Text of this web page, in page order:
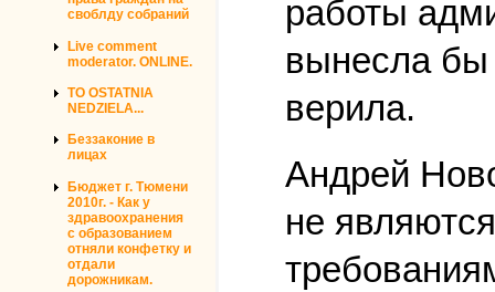
своблду собраний
Live comment
moderator. ONLINE.
TO OSTATNIA
NEDZIELA...
Беззаконие в
лицах
Бюджет г. Тюмени
2010г. - Как у
здравоохранения
с образованием
отняли конфетку и
отдали
дорожникам.
работы
вынесла бы
верила.
Андрей
не